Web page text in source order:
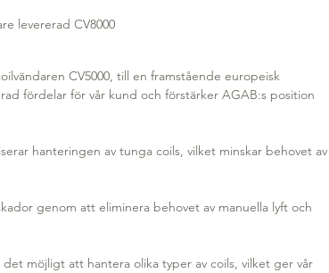
levererad CV8000
CV5000, till en framstående europeisk
fördelar för vår kund och förstärker AGAB:s position
hanteringen av tunga coils, vilket minskar behovet av
genom att eliminera behovet av manuella lyft och
möjligt att hantera olika typer av coils, vilket ger vår